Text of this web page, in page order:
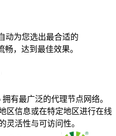
动为您选出最合适的
畅，达到最佳效果。
有最广泛的代理节点网络。
区信息或在特定地区进行在线
灵活性与可访问性。